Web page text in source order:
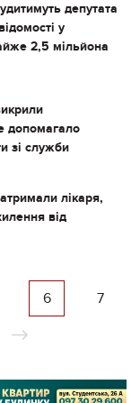
депутата
у
2,5 мільйона
допомагало
зі служби
лікаря,
від
6
7